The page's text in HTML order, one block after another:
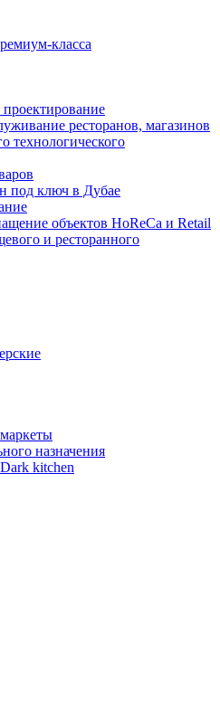
класса
проектирование
ресторанов, магазинов
технологического
под ключ в Дубае
объектов HoReCa и Retail
и ресторанного
назначения
kitchen